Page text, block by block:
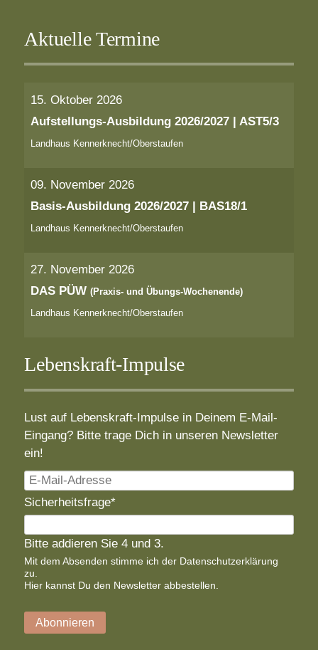
Aktuelle Termine
15. Oktober 2026
Aufstellungs-Ausbildung 2026/2027 | AST5/3
Landhaus Kennerknecht/Oberstaufen
09. November 2026
Basis-Ausbildung 2026/2027 | BAS18/1
Landhaus Kennerknecht/Oberstaufen
27. November 2026
DAS PÜW(Praxis- und Übungs-Wochenende)
Landhaus Kennerknecht/Oberstaufen
Lebenskraft-Impulse
Lust auf Lebenskraft-Impulse in Deinem E-Mail-
Eingang? Bitte trage Dich in unseren Newsletter
ein!
E-
Mail-
Adresse
Pflichtfeld
Sicherheitsfrage*
Bitte addieren Sie 4 und 3.
Mit dem Absenden stimme ich der Datenschutzerklärung
zu.
Hier kannst Du den Newsletter abbestellen.
Abonnieren